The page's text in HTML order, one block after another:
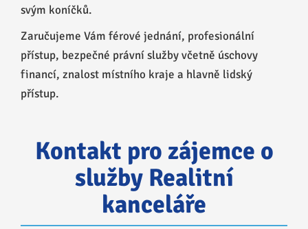
svým koníčků.
Zaručujeme Vám férové jednání, profesionální
přístup, bezpečné právní služby včetně úschovy
financí, znalost místního kraje a hlavně lidský
přístup.
Kontakt pro zájemce o
služby Realitní
kanceláře